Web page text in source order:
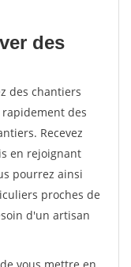
des
des chantiers
des
Recevez
en rejoignant
pourrez ainsi
proches de
d'un artisan